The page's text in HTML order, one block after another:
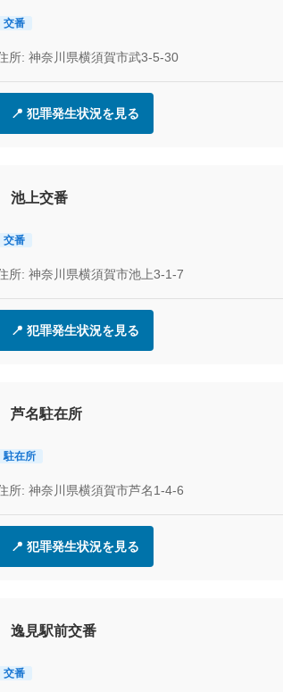
交番
所: 神奈川県横須賀市武3-5-30
📍 犯罪発生状況を見る
池上交番
交番
所: 神奈川県横須賀市池上3-1-7
📍 犯罪発生状況を見る
芦名駐在所
駐在所
所: 神奈川県横須賀市芦名1-4-6
📍 犯罪発生状況を見る
逸見駅前交番
交番